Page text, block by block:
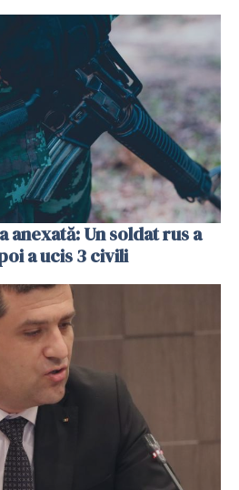
anexată: Un soldat rus a
a ucis 3 civili